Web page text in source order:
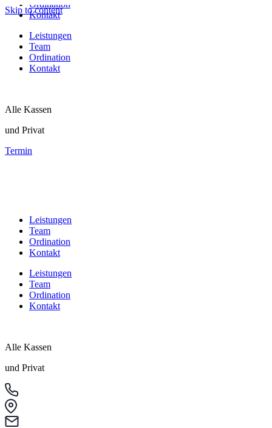
Skip to content
Ordination
Kontakt
Leistungen
Team
Ordination
Kontakt
Alle Kassen
und Privat
Termin
Leistungen
Team
Ordination
Kontakt
Leistungen
Team
Ordination
Kontakt
Alle Kassen
und Privat